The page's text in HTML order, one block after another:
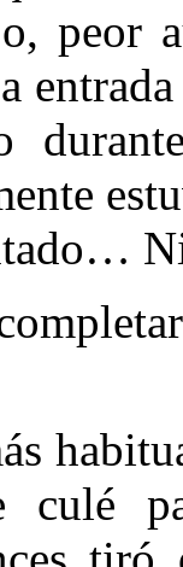
peor